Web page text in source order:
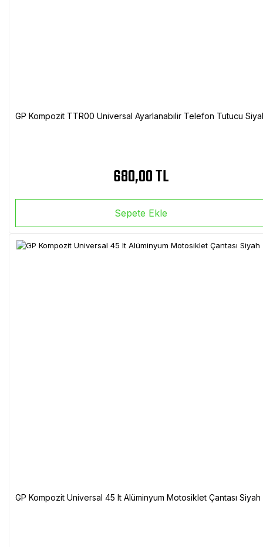
GP Kompozit TTR00 Universal Ayarlanabilir Telefon Tutucu
680,00 TL
Sepete Ekle
GP Kompozit Universal 45 lt Alüminyum Motosiklet Çantası Siyah